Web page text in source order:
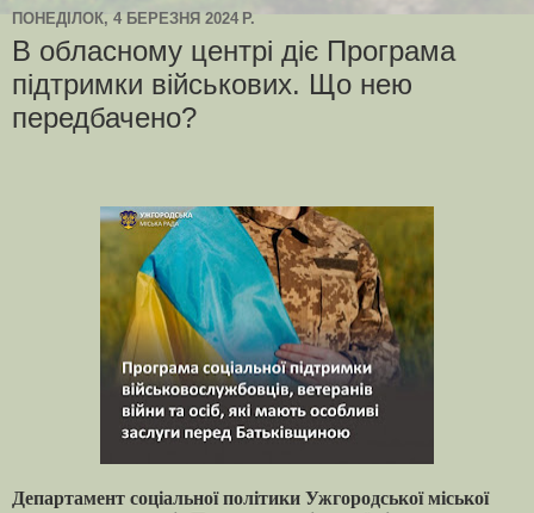
ПОНЕДІЛОК, 4 БЕРЕЗНЯ 2024 Р.
В обласному центрі діє Програма
підтримки військових. Що нею
передбачено?
Департамент соціальної політики Ужгородської міської